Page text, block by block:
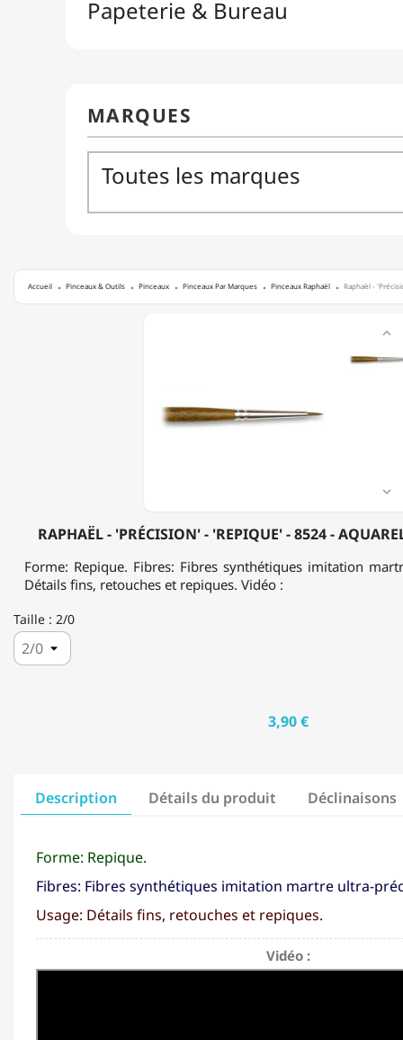
Accueil Pinceaux & Outils Pinceaux Pinceaux Par Marques Pinceaux Raphaël Raphaël -
RAPHAËL - 'PRÉCISION' - 'REPIQUE' - 8524 -


Forme: Repique. Fibres: Fibres synthétiques imitation
Détails fins, retouches et repiques. Vidéo :
Taille : 2/0
3,90 €
Description Détails du produit Déclinaisons
Forme: Repique.
Fibres: Fibres synthétiques imitation martre ultra-
Usage: Détails fins, retouches et repiques.
Vidéo :